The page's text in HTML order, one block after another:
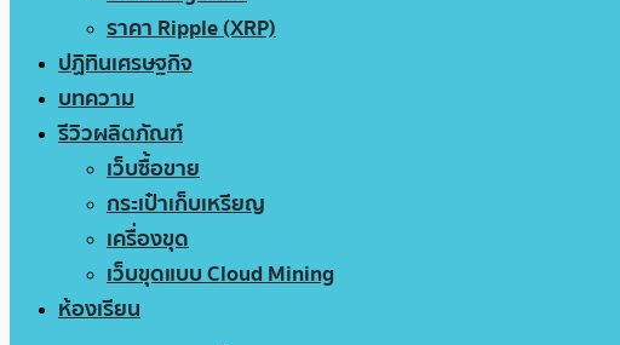
ราคา Ripple (XRP)
ปฏิทินเศรษฐกิจ
บทความ
รีวิวผลิตภัณฑ์
เว็บซื้อขาย
กระเป๋าเก็บเหรียญ
เครื่องขุด
เว็บขุดแบบ Cloud Mining
ห้องเรียน